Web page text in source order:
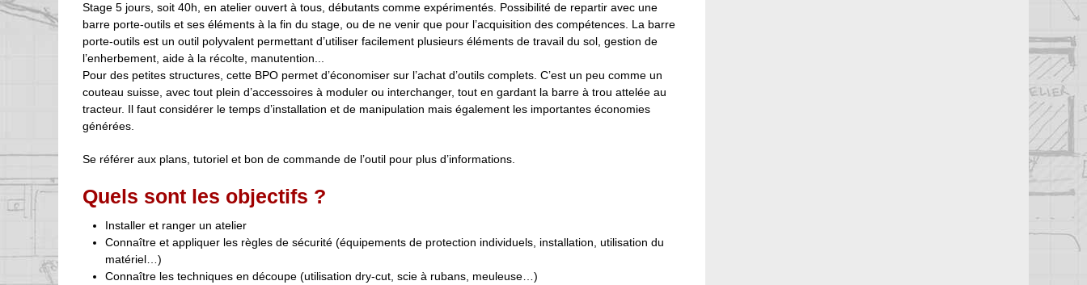
Stage 5 jours, soit 40h, en atelier ouvert à tous, débutants comme expérimentés. Possibilité de repartir avec une
barre porte-outils et ses éléments à la fin du stage, ou de ne venir que pour l’acquisition des compétences. La barre
porte-outils est un outil polyvalent permettant d’utiliser facilement plusieurs éléments de travail du sol, gestion de
l’enherbement, aide à la récolte, manutention...
Pour des petites structures, cette BPO permet d’économiser sur l’achat d’outils complets. C’est un peu comme un
couteau suisse, avec tout plein d’accessoires à moduler ou interchanger, tout en gardant la barre à trou attelée au
tracteur. Il faut considérer le temps d’installation et de manipulation mais également les importantes économies
générées.
Se référer aux plans, tutoriel et bon de commande de l’outil pour plus d’informations.
Quels sont les objectifs ?
Installer et ranger un atelier
Connaître et appliquer les règles de sécurité (équipements de protection individuels, installation, utilisation du
matériel…)
Connaître les techniques en découpe (utilisation dry-cut, scie à rubans, meuleuse…)